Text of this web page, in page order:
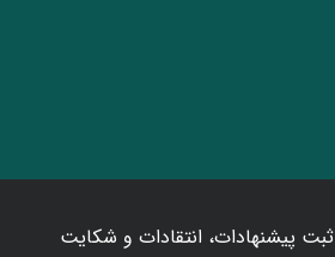
ثبت پیشنهادات، انتقادات و شکایت